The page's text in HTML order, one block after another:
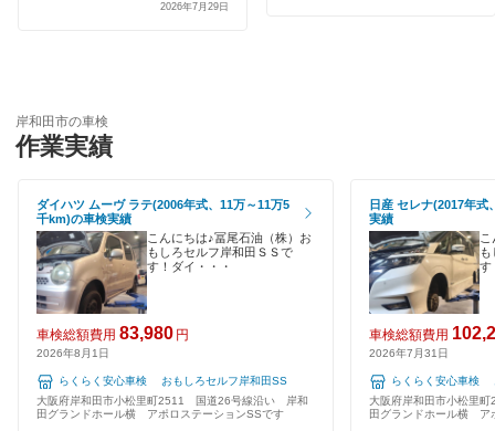
吹田市
泉南郡
泉南市
泉北郡
大東市
高石市
ハイブリッド車OK
EV車OK
120分以内の車検
1日車検
夜間受付
整備保証
1級整備士在籍
車検のコバック
ホリデー車検
マッハ車検
出光興産「らくらく安心車検」
エネフリ車検
安心WE！車検
2026年7月29日
岸和田市の車検
作業実績
ダイハツ ムーヴ ラテ(2006年式、11万～11万5
千km)の車検実績
こんにちは♪冨尾石油（株）お
もしろセルフ岸和田ＳＳで
す！ダイ・・・
車検総額費用 83,980 円
2026年8月1日
らくらく安心車検 おもしろセルフ岸和田SS
大阪府岸和田市小松里町2511 国道26号線沿い 岸和
田グランドホール横 アポロステーションSSです
日産 セレナ(2017年式
実績
こ
す
車検総額費用
2026年7月31日
らくらく安心車検
大阪府岸和田市小松里
田グランドホール横 ア